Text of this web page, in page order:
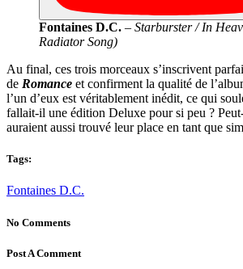
Fontaines D.C. – Starburster / In
Radiator Song)
Au final, ces trois morceaux s’inscrivent
de Romance et confirment la qualité de
l’un d’eux est véritablement inédit, ce qui
fallait-il une édition Deluxe pour si peu ?
auraient aussi trouvé leur place en tant que
Tags:
Fontaines D.C.
No Comments
Post A Comment